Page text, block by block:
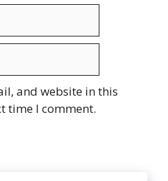
and website in this
time I comment.